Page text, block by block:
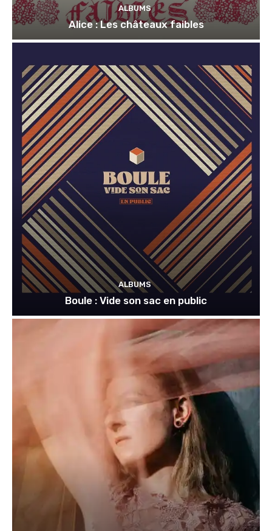
ALBUMS
Alice : Les châteaux faibles
ALBUMS
Boule : Vide son sac en public